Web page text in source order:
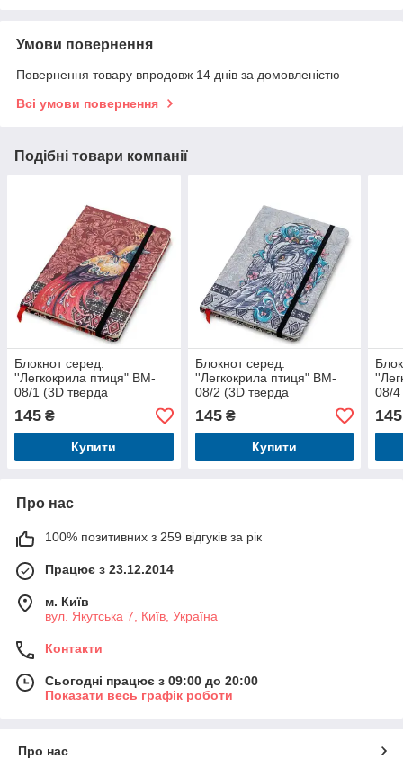
Умови повернення
Повернення товару впродовж 14 днів за домовленістю
Всі умови повернення
Подібні товари компанії
Блокнот серед.
''Легкокрила птиця" BM-
08/1 (3D тверда
обкладинка)
145 ₴
Купити
Блокнот серед.
''Легкокрила птиця" BM-
08/2 (3D тверда
обкладинка)
145₴
Купити
08/4
145
Про нас
100% позитивних з 259 відгуків за рік
Працює з 23.12.2014
м. Київ
вул. Якутська 7, Київ, Україна
Контакти
Сьогодні працює з 09:00 до 20:00
Показати весь графік роботи
Про нас